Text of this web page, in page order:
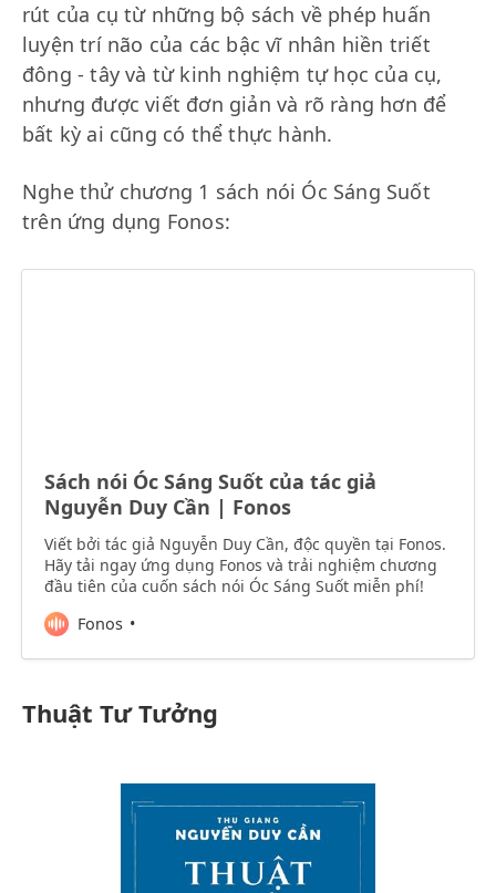
rút của cụ từ những bộ sách về phép huấn
luyện trí não của các bậc vĩ nhân hiền triết
đông - tây và từ kinh nghiệm tự học của cụ,
nhưng được viết đơn giản và rõ ràng hơn để
bất kỳ ai cũng có thể thực hành.
Nghe thử chương 1 sách nói Óc Sáng Suốt
trên ứng dụng Fonos:
Sách nói Óc Sáng Suốt của tác giả
Nguyễn Duy Cần | Fonos
Viết bởi tác giả Nguyễn Duy Cần, độc quyền tại Fonos.
Hãy tải ngay ứng dụng Fonos và trải nghiệm chương
đầu tiên của cuốn sách nói Óc Sáng Suốt miễn phí!
Fonos
Thuật Tư Tưởng